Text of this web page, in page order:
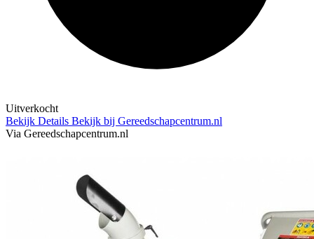
Uitverkocht
Bekijk Details Bekijk bij Gereedschapcentrum.nl
Via Gereedschapcentrum.nl